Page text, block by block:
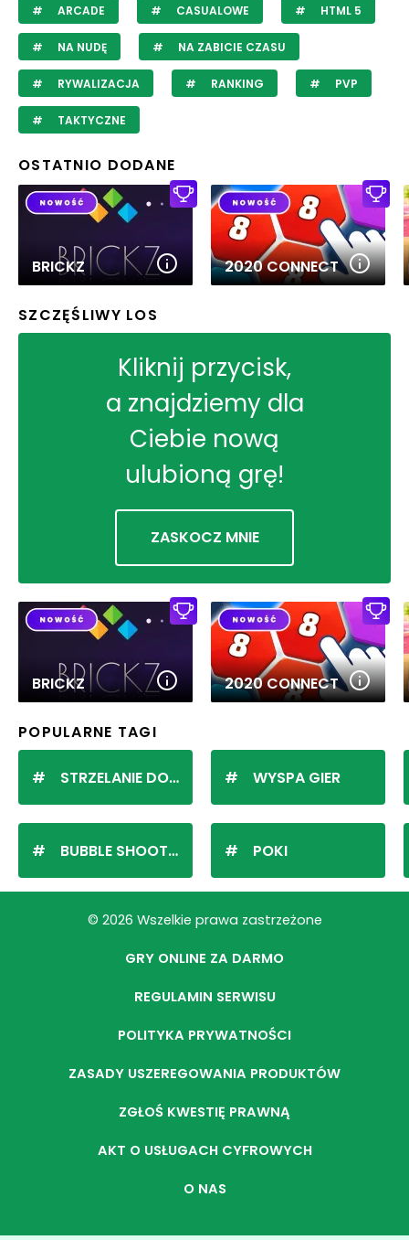
ARCADE CASUALOWE HTML 5
NA NUDĘ NA ZABICIE CZASU
RYWALIZACJA RANKING PVP
TAKTYCZNE
OSTATNIO DODANE
BRICKZ 2020 CONNECT
SZCZĘŚLIWY LOS
Kliknij przycisk,
a znajdziemy dla
Ciebie nową
ulubioną grę!
ZASKOCZ MNIE
BRICKZ 2020 CONNECT
POPULARNE TAGI
STRZELANIE DO KULEK
BUBBLE SHOOTER
WYSPA GIER
POKI
© 2026 Wszelkie prawa zastrzeżone
GRY ONLINE ZA DARMO
REGULAMIN SERWISU
POLITYKA PRYWATNOŚCI
ZASADY USZEREGOWANIA PRODUKTÓW
ZGŁOŚ KWESTIĘ PRAWNĄ
AKT O USŁUGACH CYFROWYCH
O NAS